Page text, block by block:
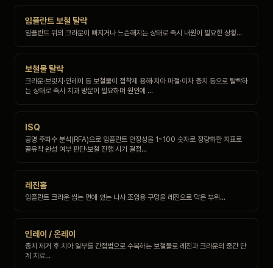
임플란트 보철 탈락
임플란트 위의 크라운이 빠지거나 느슨해지는 상태로 즉시 내원이 필요한 상황…
보철물 탈락
크라운·브릿지·인레이 등 보철물이 접착제 용해·치아 파절·이차 충치 등으로 탈락하
는 상태로 즉시 치과 방문이 필요하며 원인에 …
ISQ
공명 주파수 분석(RFA)으로 임플란트 안정성을 1~100 숫자로 정량화한 지표로
골유착 완성 여부 판단·보철 진행 시기 결정…
레진홀
임플란트 크라운 씹는 면에 있는 나사 조임용 구멍을 레진으로 막은 부위…
인레이 / 온레이
충치 제거 후 치아 일부를 간접법으로 수복하는 보철물로 레진과 크라운의 중간 단
계 치료…